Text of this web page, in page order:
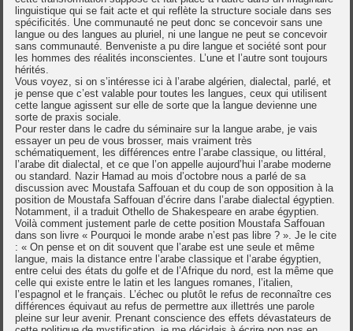
linguistique qui se fait acte et qui reflète la structure sociale dans ses
spécificités. Une communauté ne peut donc se concevoir sans une
langue ou des langues au pluriel, ni une langue ne peut se concevoir
sans communauté. Benveniste a pu dire langue et société sont pour
les hommes des réalités inconscientes. L’une et l’autre sont toujours
hérités.
Vous voyez, si on s’intéresse ici à l’arabe algérien, dialectal, parlé, et
je pense que c’est valable pour toutes les langues, ceux qui utilisent
cette langue agissent sur elle de sorte que la langue devienne une
sorte de praxis sociale.
Pour rester dans le cadre du séminaire sur la langue arabe, je vais
essayer un peu de vous brosser, mais vraiment très
schématiquement, les différences entre l’arabe classique, ou littéral,
l’arabe dit dialectal, et ce que l’on appelle aujourd’hui l’arabe moderne
ou standard. Nazir Hamad au mois d’octobre nous a parlé de sa
discussion avec Moustafa Saffouan et du coup de son opposition à la
position de Moustafa Saffouan d’écrire dans l’arabe dialectal égyptien.
Notamment, il a traduit Othello de Shakespeare en arabe égyptien.
Voilà comment justement parle de cette position Moustafa Saffouan
dans son livre « Pourquoi le monde arabe n’est pas libre ? ». Je le cite
: « On pense et on dit souvent que l’arabe est une seule et même
langue, mais la distance entre l’arabe classique et l’arabe égyptien,
entre celui des états du golfe et de l’Afrique du nord, est la même que
celle qui existe entre le latin et les langues romanes, l’italien,
l’espagnol et le français. L’échec ou plutôt le refus de reconnaître ces
différences équivaut au refus de permettre aux illettrés une parole
pleine sur leur avenir. Prenant conscience des effets dévastateurs de